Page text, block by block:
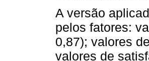
A versão
pelos fatores:
0,87); valores
valores de